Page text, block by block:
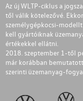
Az új WLTP-ciklus a
től válik kötelezővé.
személygépkocsi-
kell gyártóiknak
értékekkel ellátni.
2018. szeptember 1-től
már korábban
szerinti üzemanyag-